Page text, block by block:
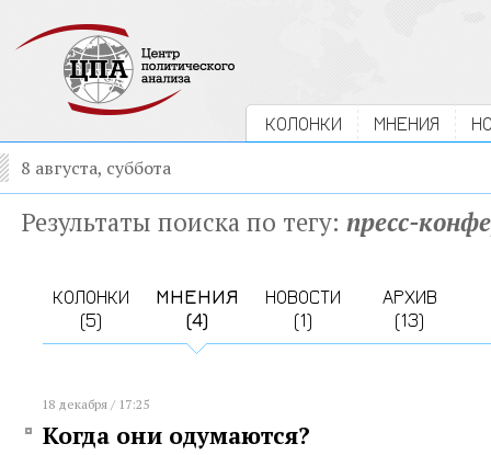
КОЛОНКИ МНЕНИЯ
8 августа, суббота
Результаты поиска по тегу: пресс-
КОЛОНКИ
(5)
МНЕНИЯ
(4)
НОВОСТИ
(1)
АРХИВ
(13)
18 декабря / 17:25
Когда они одумаются?